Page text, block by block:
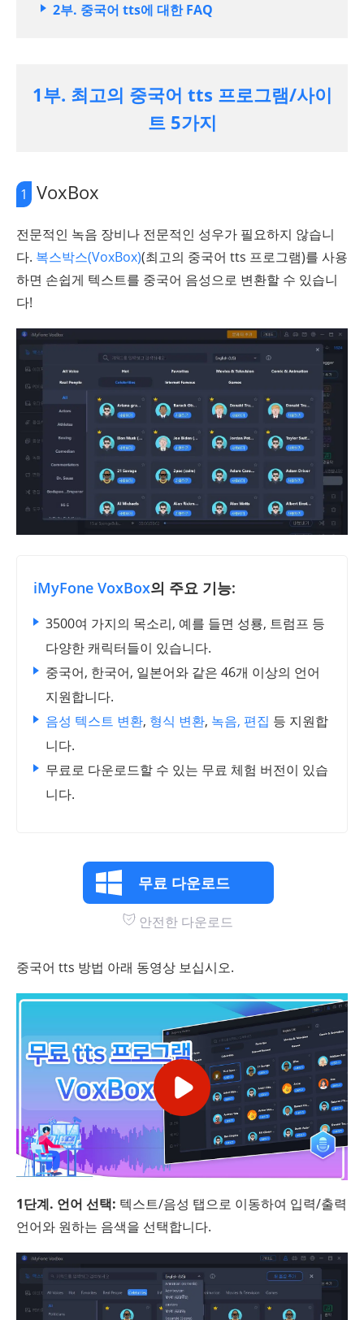
2부. 중국어 tts에 대한 FAQ
1부. 최고의 중국어 tts 프로그램/사이
트 5가지
1 VoxBox
전문적인 녹음 장비나 전문적인 성우가 필요하지 않습니
다. 복스박스(VoxBox)(최고의 중국어 tts 프로그램)를 사용
하면 손쉽게 텍스트를 중국어 음성으로 변환할 수 있습니
다!
iMyFone VoxBox의 주요 기능:
3500여 가지의 목소리, 예를 들면 성룡, 트럼프 등
다양한 캐릭터들이 있습니다.
중국어, 한국어, 일본어와 같은 46개 이상의 언어
지원합니다.
음성 텍스트 변환, 형식 변환, 녹음, 편집 등 지원합
니다.
무료로 다운로드할 수 있는 무료 체험 버전이 있습
니다.
무료 다운로드
안전한 다운로드
중국어 tts 방법 아래 동영상 보십시오.
1단계. 언어 선택: 텍스트/음성 탭으로 이동하여 입력/출력
언어와 원하는 음색을 선택합니다.